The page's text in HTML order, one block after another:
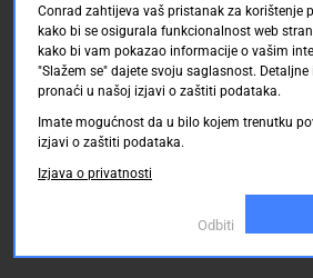
Conrad zahtijeva vaš pristanak za korištenje
kako bi se osigurala funkcionalnost web
kako bi vam pokazao informacije o vašim
"Slažem se" dajete svoju saglasnost.
pronaći u našoj izjavi o zaštiti podataka.
Imate mogućnost da u bilo kojem trenutku
izjavi o zaštiti podataka.
Izjava o privatnosti
Odbiti